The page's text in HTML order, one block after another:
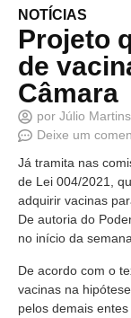
NOTÍCIAS
Projeto
de
Câmara
por Júlio Martins
Deixe um
Já tramita nas
de Lei 004/2021,
adquirir vacinas
De autoria do
no início da
De acordo com o
vacinas na
pelos demais